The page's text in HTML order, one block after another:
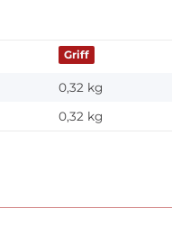
Griff
0,32 kg
0,32 kg